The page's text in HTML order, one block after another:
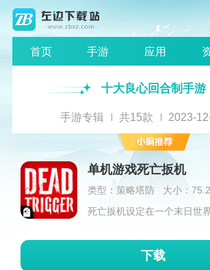
首页 手游 应用
十大良心回合制手游
手游专辑 共15款 2023-
单机游戏死亡扳机
类型：策略塔防
大小：
下载